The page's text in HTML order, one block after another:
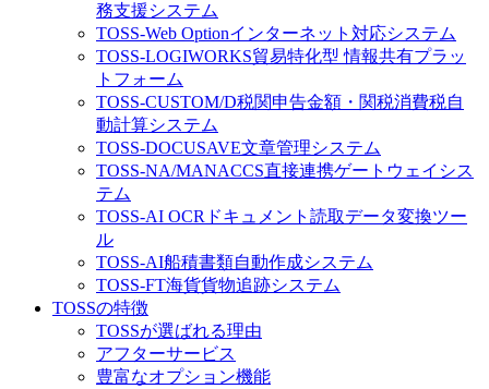
務支援システム
TOSS-Web Optionインターネット対応システム
TOSS-LOGIWORKS貿易特化型 情報共有プラッ
トフォーム
TOSS-CUSTOM/D税関申告金額・関税消費税自
動計算システム
TOSS-DOCUSAVE文章管理システム
TOSS-NA/MANACCS直接連携ゲートウェイシス
テム
TOSS-AI OCR ドキュメント読取データ変換ツー
ル
TOSS-AI船積書類自動作成システム
TOSS-FT海貨貨物追跡システム
TOSSの特徴
TOSSが選ばれる理由
アフターサービス
豊富なオプション機能